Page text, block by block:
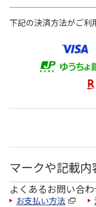
下記の決済方法がご利
マークや記載内
よくあるお問い合
お支払い方法